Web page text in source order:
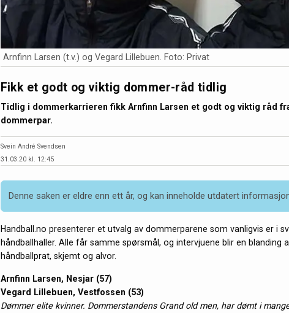
Arnfinn Larsen (t.v.) og Vegard Lillebuen. Foto: Privat
Fikk et godt og viktig dommer-råd tidlig
Tidlig i dommerkarrieren fikk Arnfinn Larsen et godt og viktig råd
dommerpar.
Svein André Svendsen
31.03.20 kl. 12:45
Denne saken er eldre enn ett år, og kan inneholde utdatert
Handball.no presenterer et utvalg av dommerparene som vanligvis er i
håndballhaller. Alle får samme spørsmål, og intervjuene blir en blanding
håndballprat, skjemt og alvor.
Arnfinn Larsen, Nesjar (57)
Vegard Lillebuen, Vestfossen (53)
Dømmer elite kvinner. Dommerstandens Grand old men, har dømt i